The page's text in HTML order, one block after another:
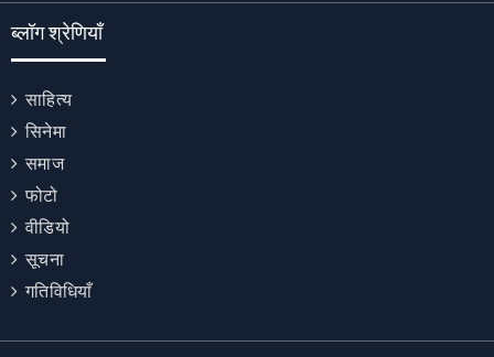
ब्लॉग श्रेणियाँ
साहित्य
सिनेमा
समाज
फोटो
वीडियो
सूचना
गतिविधियाँ